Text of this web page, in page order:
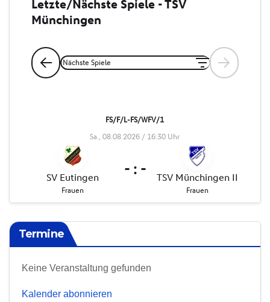
Termine
Keine Veranstaltung gefunden
Kalender abonnieren